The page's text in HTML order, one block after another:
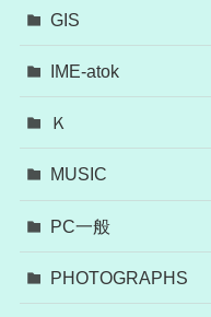
GIS
IME-atok
Ｋ
MUSIC
PC一般
PHOTOGRAPHS